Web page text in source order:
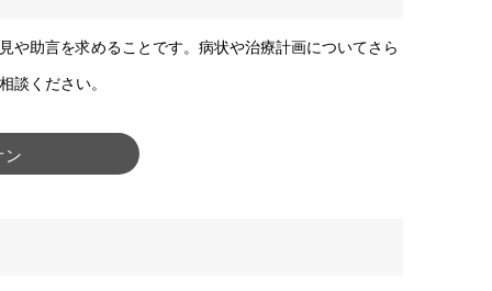
助言を求めることです。病状や治療計画についてさら
談ください。
ン